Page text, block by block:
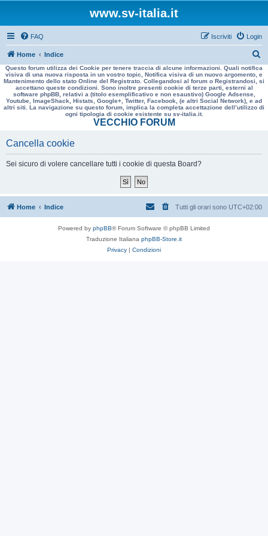
www.sv-italia.it
FAQ Login
Iscriviti
Home Indice
e
r
a
Questo forum utilizza dei Cookie per tenere traccia di alcune informazioni. Quali notifica
visiva di una nuova risposta in un vostro topic, Notifica visiva di un nuovo argomento, e
Mantenimento dello stato Online del Registrato. Collegandosi al forum o Registrandosi, si
accettano queste condizioni. Sono inoltre presenti cookie di terze parti, esterni al
software phpBB, relativi a (titolo esemplificativo e non esaustivo) Google Adsense,
Youtube, ImageShack, Histats, Google+, Twitter, Facebook, (e altri Social Network), e ad
altri siti. La navigazione su questo forum, implica la completa accettazione dell’utilizzo di
ogni tipologia di cookie esistente su sv-italia.it.
VECCHIO FORUM
Cancella cookie
Sei sicuro di volere cancellare tutti i cookie di questa Board?
Home Indice Tutti gli orari sono UTC+02:00
Powered by phpBB® Forum Software © phpBB Limited
Traduzione Italiana phpBB-Store.it
Privacy | Condizioni